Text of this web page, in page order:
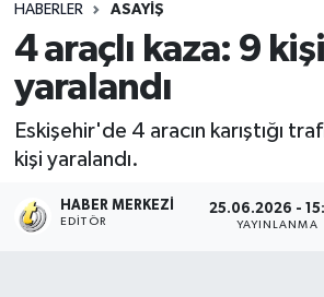
HABERLER ASAYIŞ
4 araçlı kaza: 9 kişi
yaralandı
Eskişehir'de 4 aracın karıştığı
kişi yaralandı.
HABER MERKEZI
EDITÖR
25.06.2026 -
YAYINLANMA
Ulusal Haberler
Vefat Edenler